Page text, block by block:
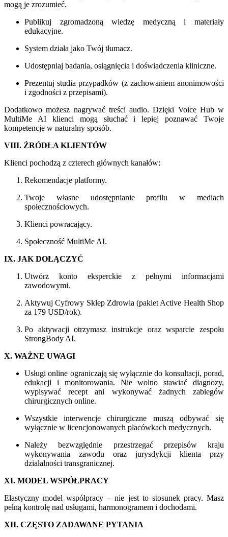
mogą je zrozumieć.
Publikuj zgromadzoną wiedzę medyczną i materiały
edukacyjne.
System działa jako Twój tłumacz.
Udostępniaj badania, osiągnięcia i doświadczenia kliniczne.
Prezentuj studia przypadków (z zachowaniem anonimowości
i zgodności z przepisami).
Dodatkowo możesz nagrywać treści audio. Dzięki Voice Hub w
MultiMe AI klienci mogą słuchać i lepiej poznawać Twoje
kompetencje w naturalny sposób.
VIII. ŹRÓDŁA KLIENTÓW
Klienci pochodzą z czterech głównych kanałów:
Rekomendacje platformy.
Twoje własne udostępnianie profilu w mediach
społecznościowych.
Klienci powracający.
Społeczność MultiMe AI.
IX. JAK DOŁĄCZYĆ
Utwórz konto eksperckie z pełnymi informacjami
zawodowymi.
Aktywuj Cyfrowy Sklep Zdrowia (pakiet Active Health Shop
za 179 USD/rok).
Po aktywacji otrzymasz instrukcje oraz wsparcie zespołu
StrongBody AI.
X. WAŻNE UWAGI
Usługi online ograniczają się wyłącznie do konsultacji, porad,
edukacji i monitorowania. Nie wolno stawiać diagnozy,
wypisywać recept ani wykonywać żadnych zabiegów
chirurgicznych online.
Wszystkie interwencje chirurgiczne muszą odbywać się
wyłącznie w licencjonowanych placówkach medycznych.
Należy bezwzględnie przestrzegać przepisów kraju
wykonywania zawodu oraz jurysdykcji klienta przy
działalności transgranicznej.
XI. MODEL WSPÓŁPRACY
Elastyczny model współpracy – nie jest to stosunek pracy. Masz
pełną kontrolę nad usługami, harmonogramem i dochodami.
XII. CZĘSTO ZADAWANE PYTANIA